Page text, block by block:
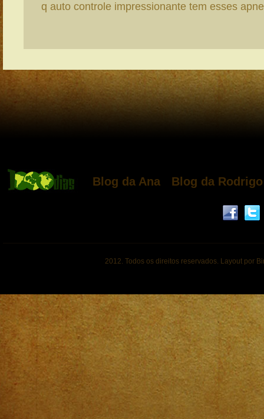
q auto controle impressionante tem esses
Blog da Ana Blog da Rodrigo
2012. Todos os direitos reservados. Layout por